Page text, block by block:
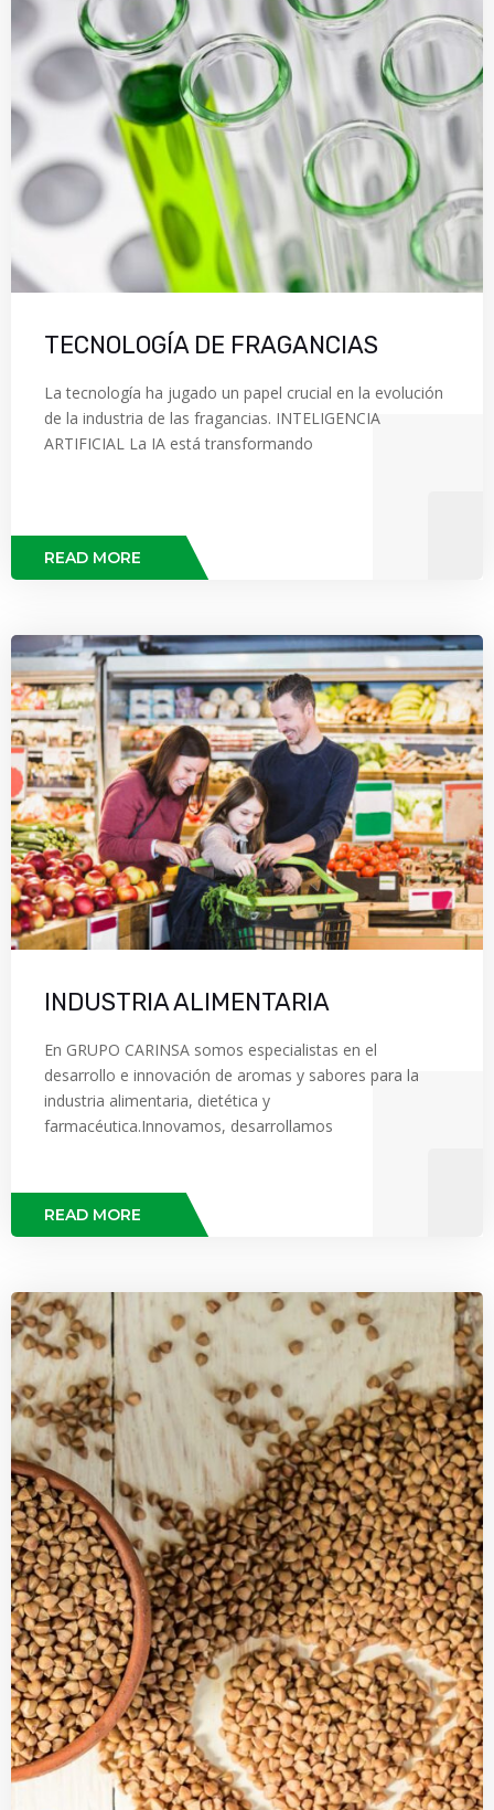
TECNOLOGÍA DE FRAGANCIAS
La tecnología ha jugado un papel crucial en la evolución
de la industria de las fragancias. INTELIGENCIA
ARTIFICIAL La IA está transformando
READ MORE
INDUSTRIA ALIMENTARIA
En GRUPO CARINSA somos especialistas en el
desarrollo e innovación de aromas y sabores para la
industria alimentaria, dietética y
farmacéutica.Innovamos, desarrollamos
READ MORE